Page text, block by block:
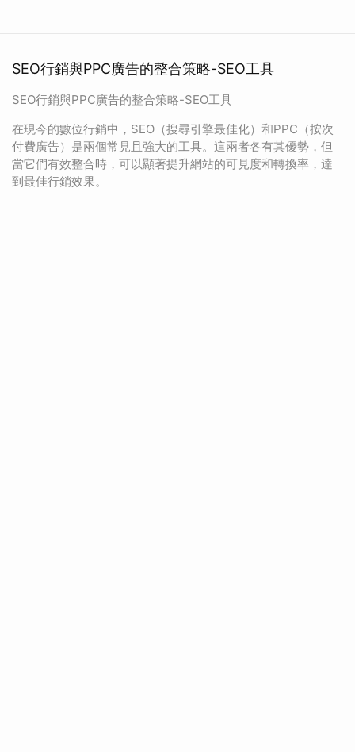
SEO行銷與PPC廣告的整合策略-SEO工具
SEO行銷與PPC廣告的整合策略-SEO工具
在現今的數位行銷中，SEO（搜尋引擎最佳化）和PPC（按次
付費廣告）是兩個常見且強大的工具。這兩者各有其優勢，但
當它們有效整合時，可以顯著提升網站的可見度和轉換率，達
到最佳行銷效果。